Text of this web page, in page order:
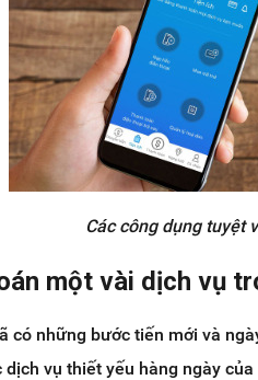
Các công dụng tuyệt
một vài dịch vụ
có những bước tiến mới và
dịch vụ thiết yếu hàng ngày